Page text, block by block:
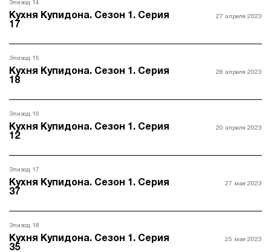
Эпизод 14
Кухня Купидона. Сезон 1. Серия
17
27 апреля 2023
Эпизод 15
Кухня Купидона. Сезон 1. Серия
18
28 апреля 2023
Эпизод 16
Кухня Купидона. Сезон 1. Серия
12
20 апреля 2023
Эпизод 17
Кухня Купидона. Сезон 1. Серия
37
27 мая 2023
Эпизод 18
Кухня Купидона. Сезон 1. Серия
35
25 мая 2023